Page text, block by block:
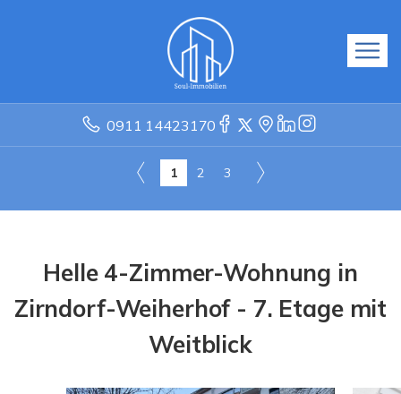
0911 14423170
1 2 3
Helle 4-Zimmer-Wohnung in
Zirndorf-Weiherhof - 7. Etage mit
Weitblick